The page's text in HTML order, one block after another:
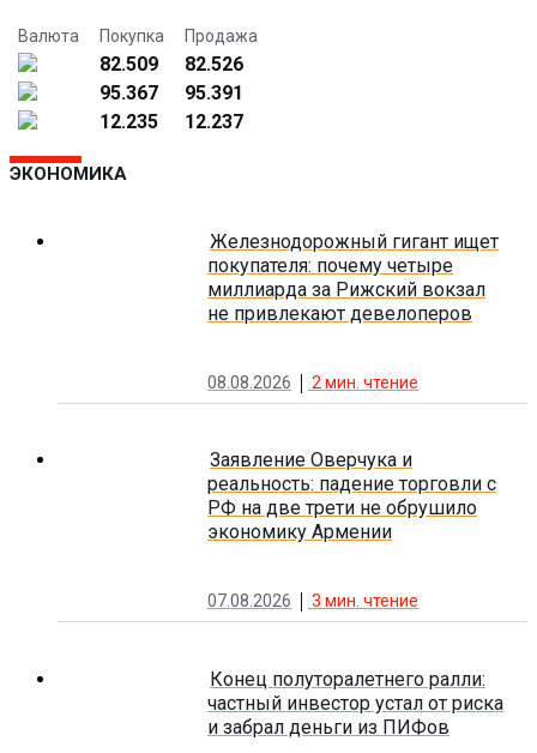
Валюта Покупка Продажа
82.509
82.526
95.367
95.391
12.235
12.237
ЭКОНОМИКА
Железнодорожный гигант ищет
покупателя: почему четыре
миллиарда за Рижский вокзал
не привлекают девелоперов
08.08.2026 2 мин. чтение
Заявление Оверчука и
реальность: падение торговли с
РФ на две трети не обрушило
экономику Армении
07.08.2026 3 мин. чтение
Конец полуторалетнего ралли:
частный инвестор устал от риска
и забрал деньги из ПИФов